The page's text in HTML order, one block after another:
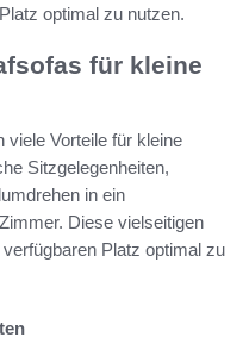
optimal zu nutzen.
für kleine
viele Vorteile für kleine
Sitzgelegenheiten,
in ein
Diese vielseitigen
Platz optimal zu